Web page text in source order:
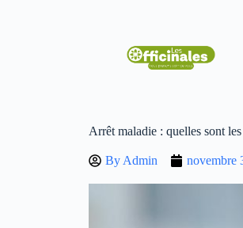
Arrêt maladie : quelles sont
By Admin novembre